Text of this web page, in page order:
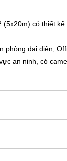
có thiết kế
phòng đại diện,
an ninh, có